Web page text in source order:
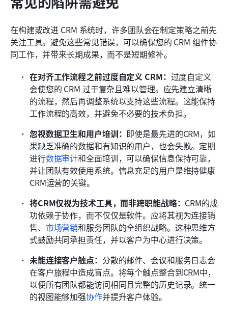
在构建或改进 CRM 系统时，许多团队会在制定策略之前先
关注工具。避免这些常见错误，可以确保您的 CRM 组件协
同工作，并带来长期成果，而不是短期修补。
在对齐工作流程之前过度自定义 CRM： 过度自定义
会使您的 CRM 过于复杂且难以管理。应先建立清晰
的流程，然后再调整系统以支持这些流程。这能保持
工作流程的高效，并避免不必要的技术负担。
忽视数据卫生和用户培训： 即使是最先进的CRM，如
果缺乏准确的数据和有知识的用户，也会失败。定期
进行数据审计和全面培训，可以确保信息保持可靠，
并让团队有效使用系统。信息充足的用户是维持健康
CRM运营的关键。
将CRM仅视为技术工具，而非跨职能战略： CRM的成
功依赖于协作，而不仅仅是软件。应将其视为连接销
售、 市场营销和服务团队的全组织战略。这种思维方
式鼓励共同承担责任，并以客户为中心进行决策。
未能连接客户触点： 分散的邮件、会议和服务日志会
在客户旅程中造成盲点。将每个触点整合到CRM中，
以便所有团队都能访问相同且完整的历史记录。统一
的视图能够加强协作并提升客户体验。